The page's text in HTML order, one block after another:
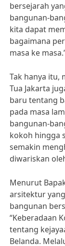
bersejarah
bangunan-
kita dapat
bagaimana
masa ke
Tak hanya itu,
Tua Jakarta
baru tentang
pada masa
bangunan-
kokoh hingga
semakin
diwariskan
Menurut
arsitektur
bangunan
“Keberadaan
tentang
Belanda.